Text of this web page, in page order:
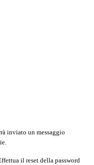
inviato un messaggio
il reset della password